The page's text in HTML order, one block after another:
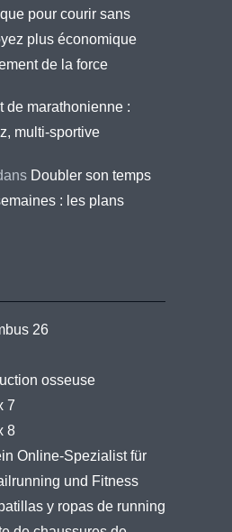
pour courir sans
plus économique
de la force
de marathonienne :
multi-sportive
Doubler son temps
: les plans
26
osseuse
7
8
Online-Spezialist für
und Fitness
y ropas de running